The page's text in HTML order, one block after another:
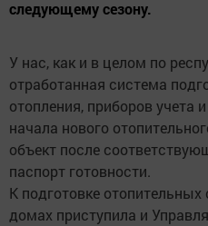
следующему сезону.
У нас, как и в целом по
отработанная система
отопления, приборов учета
начала нового
объект после
паспорт готовности.
К подготовке
домах приступила и